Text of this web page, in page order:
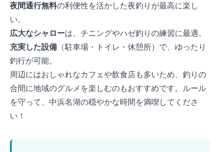
夜間通行無料の利便性を活かした夜釣りが最高に楽し
い。
広大なシャローは、チニングやハゼ釣りの練習に最適。
充実した設備 （駐車場・トイレ・休憩所）で、ゆったり
釣行が可能。
周辺にはおしゃれなカフェや飲食店も多いため、釣りの
合間に地域のグルメを楽しむのもおすすめです。ルール
を守って、中浜名湖の穏やかな時間を満喫してくださ
い！